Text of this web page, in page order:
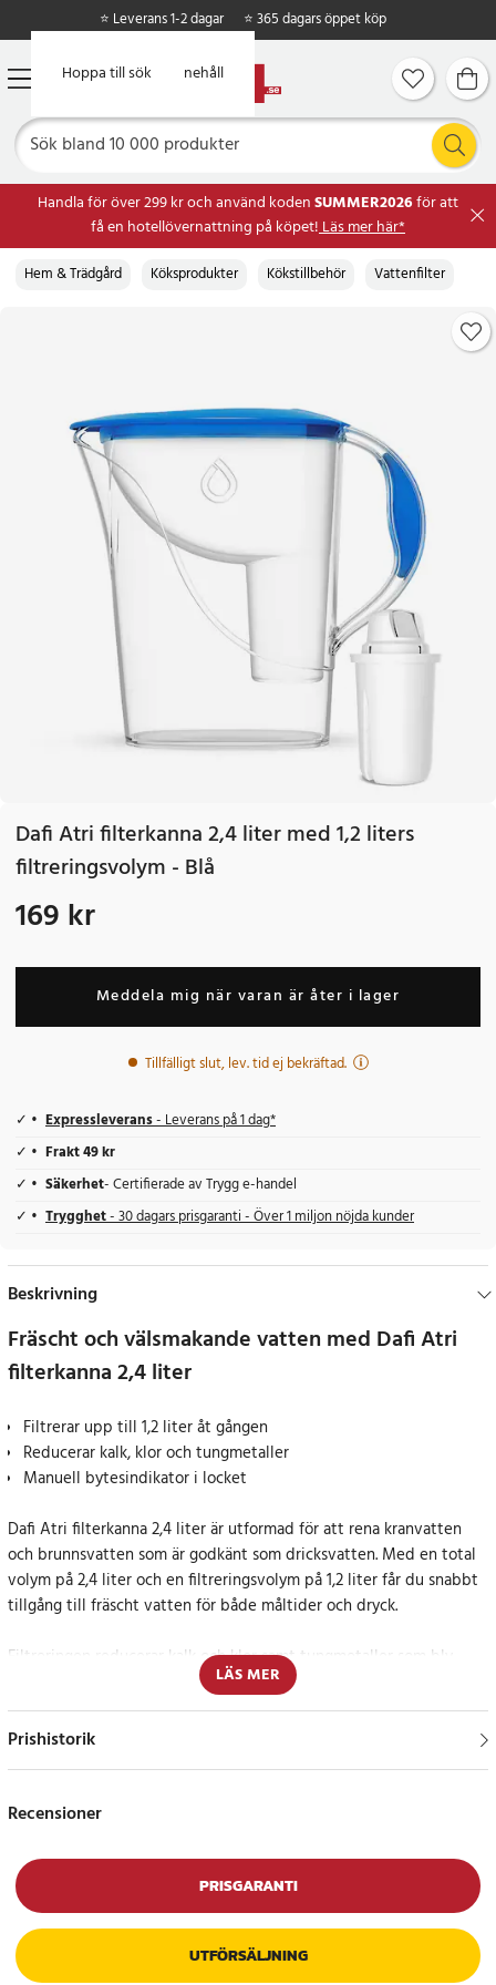
Hoppa till huvudinnehåll
Hoppa till sök
⭐ Leverans 1-2 dagar ⭐ 365 dagars öppet köp
Handla för över 299 kr och använd kodenSUMMER2026för att
få en hotellövernattning på köpet!Läs mer här*
Hem & Trädgård Köksprodukter Kökstillbehör Vattenfilter
Dafi Atri filterkanna 2,4 liter med 1,2 liters
filtreringsvolym - Blå
Pris:169 kr
169 kr
Meddela mig när varan är åter i lager
Tillfälligt slut, lev. tid ej bekräftad.
Expressleverans- Leverans på 1 dag*
Frakt 49 kr
Säkerhet- Certifierade av Trygg e-handel
Trygghet- 30 dagars prisgaranti - Över 1 miljon nöjda kunder
Beskrivning
Fräscht och välsmakande vatten med Dafi Atri
filterkanna 2,4 liter
Filtrerar upp till 1,2 liter åt gången
Reducerar kalk, klor och tungmetaller
Manuell bytesindikator i locket
Dafi Atri filterkanna 2,4 liter är utformad för att rena kranvatten
och brunnsvatten som är godkänt som dricksvatten. Med en total
volym på 2,4 liter och en filtreringsvolym på 1,2 liter får du snabbt
tillgång till fräscht vatten för både måltider och dryck.
Filtreringen reducerar kalk och klor samt tungmetaller som bly,
koppar och kadmium. Dessutom minskas rester av
bekämpningsmedel och läkemedelsrester som kan förekomma i
våra vattendrag. Resultatet är ett klarare vatten med förbättrad
Atri filterkanna 2,4 liter passar i kylskåpsdörren, vilket gör den
enkel att förvara och alltid ha kallt vatten nära till hands. I locket
finns en manuell bytesindikator som hjälper dig att hålla koll på när
det är dags att byta filter.
LÄS MER
Prishistorik
Recensioner
PRISGARANTI
UTFÖRSÄLJNING